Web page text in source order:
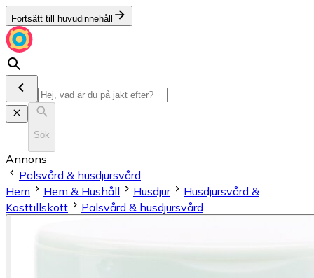
Fortsätt till huvudinnehåll
Sök
Annons
Pälsvård & husdjursvård
Hem
Hem & Hushåll Husdjur
Husdjursvård &
Kosttillskott
Pälsvård & husdjursvård